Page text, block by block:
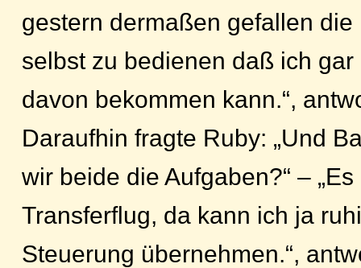
gestern dermaßen gefallen
selbst zu bedienen daß ich
davon bekommen kann.“,
Daraufhin fragte Ruby: „Und
wir beide die Aufgaben?“ –
Transferflug, da kann ich ja
Steuerung übernehmen.“,